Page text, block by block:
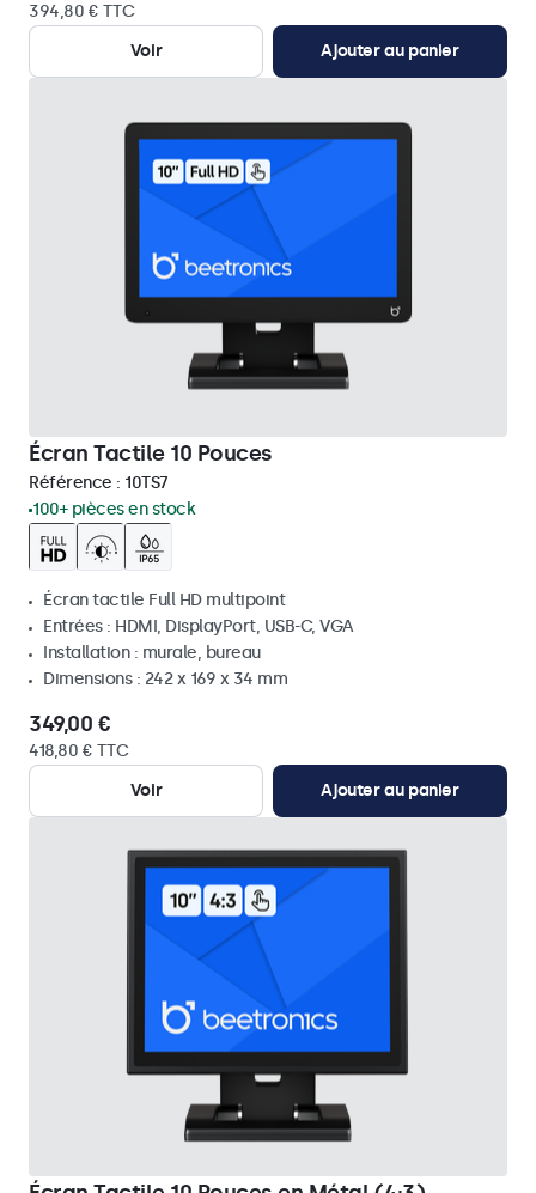
394,80 € TTC
Voir
Ajouter au panier
Écran Tactile 10 Pouces
Référence : 10TS7
100+ pièces en stock
Écran tactile Full HD multipoint
Entrées : HDMI, DisplayPort, USB-C, VGA
Installation : murale, bureau
Dimensions : 242 x 169 x 34 mm
349,00 €
418,80 € TTC
Voir
Ajouter au panier